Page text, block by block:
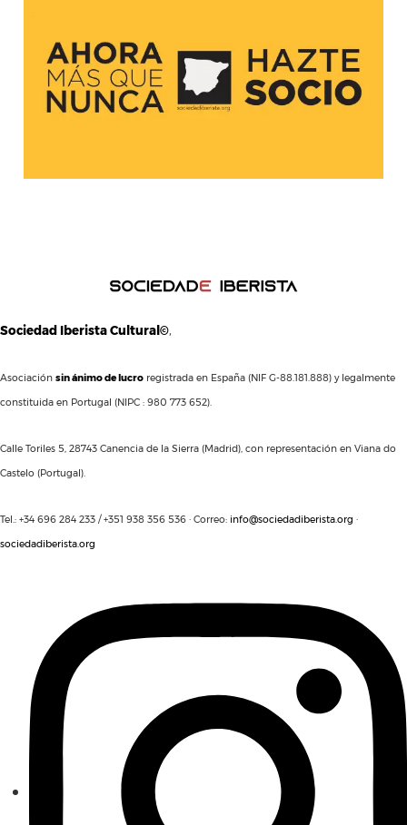
Sociedad Iberista Cultural©,
Asociación sin ánimo de lucro registrada en España (NIF G-88.181.888) y legalmente
constituida en Portugal (NIPC : 980 773 652).
Calle Toriles 5, 28743 Canencia de la Sierra (Madrid), con representación en Viana do
Castelo (Portugal).
Tel.: +34 696 284 233 / +351 938 356 536 · Correo: info@sociedadiberista.org ·
sociedadiberista.org